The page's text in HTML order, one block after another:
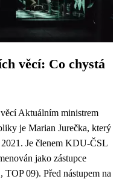
věcí: Co chystá
Aktuálním ministrem
je Marian Jurečka, který
Je členem KDU-ČSL
jako zástupce
09). Před nástupem na